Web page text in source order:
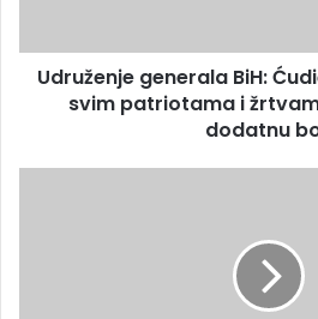
Udruženje generala BiH:
svim patriotama i
dodatnu